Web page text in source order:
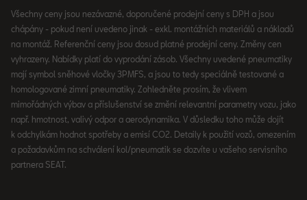
Všechny ceny jsou nezávazné, doporučené prodejní ceny s DPH a jsou
chápány - pokud není uvedeno jinak - exkl. montážních materiálů a nákladů
na montáž. Referenční ceny jsou dosud platné prodejní ceny. Změny cen
vyhrazeny. Nabídky platí do vyprodání zásob. Všechny uvedené pneumatiky
mají symbol sněhové vločky 3PMFS, a jsou to tedy speciálně testované a
homologované zimní pneumatiky. Zohledněte prosím, že vlivem
mimořádných výbav a příslušenství se změní relevantní parametry vozu, jako
např. hmotnost, valivý odpor a aerodynamika. V důsledku toho může dojít
k odchylkám hodnot spotřeby a emisí CO2. Detaily k použití vozů, omezením
a požadavkům na schválení kol/pneumatik se dozvíte u vašeho servisního
partnera SEAT.